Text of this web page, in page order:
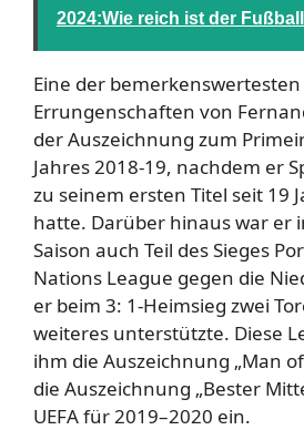
2024:Wie reich ist der
Eine der bemerkenswertesten
Errungenschaften von
der Auszeichnung zum
Jahres 2018-19, nachdem er
zu seinem ersten Titel seit 19
hatte. Darüber hinaus war er
Saison auch Teil des Sieges
Nations League gegen die
er beim 3: 1-Heimsieg zwei
weiteres unterstützte. Diese
ihm die Auszeichnung „Man
die Auszeichnung „Bester
UEFA für 2019–2020 ein.